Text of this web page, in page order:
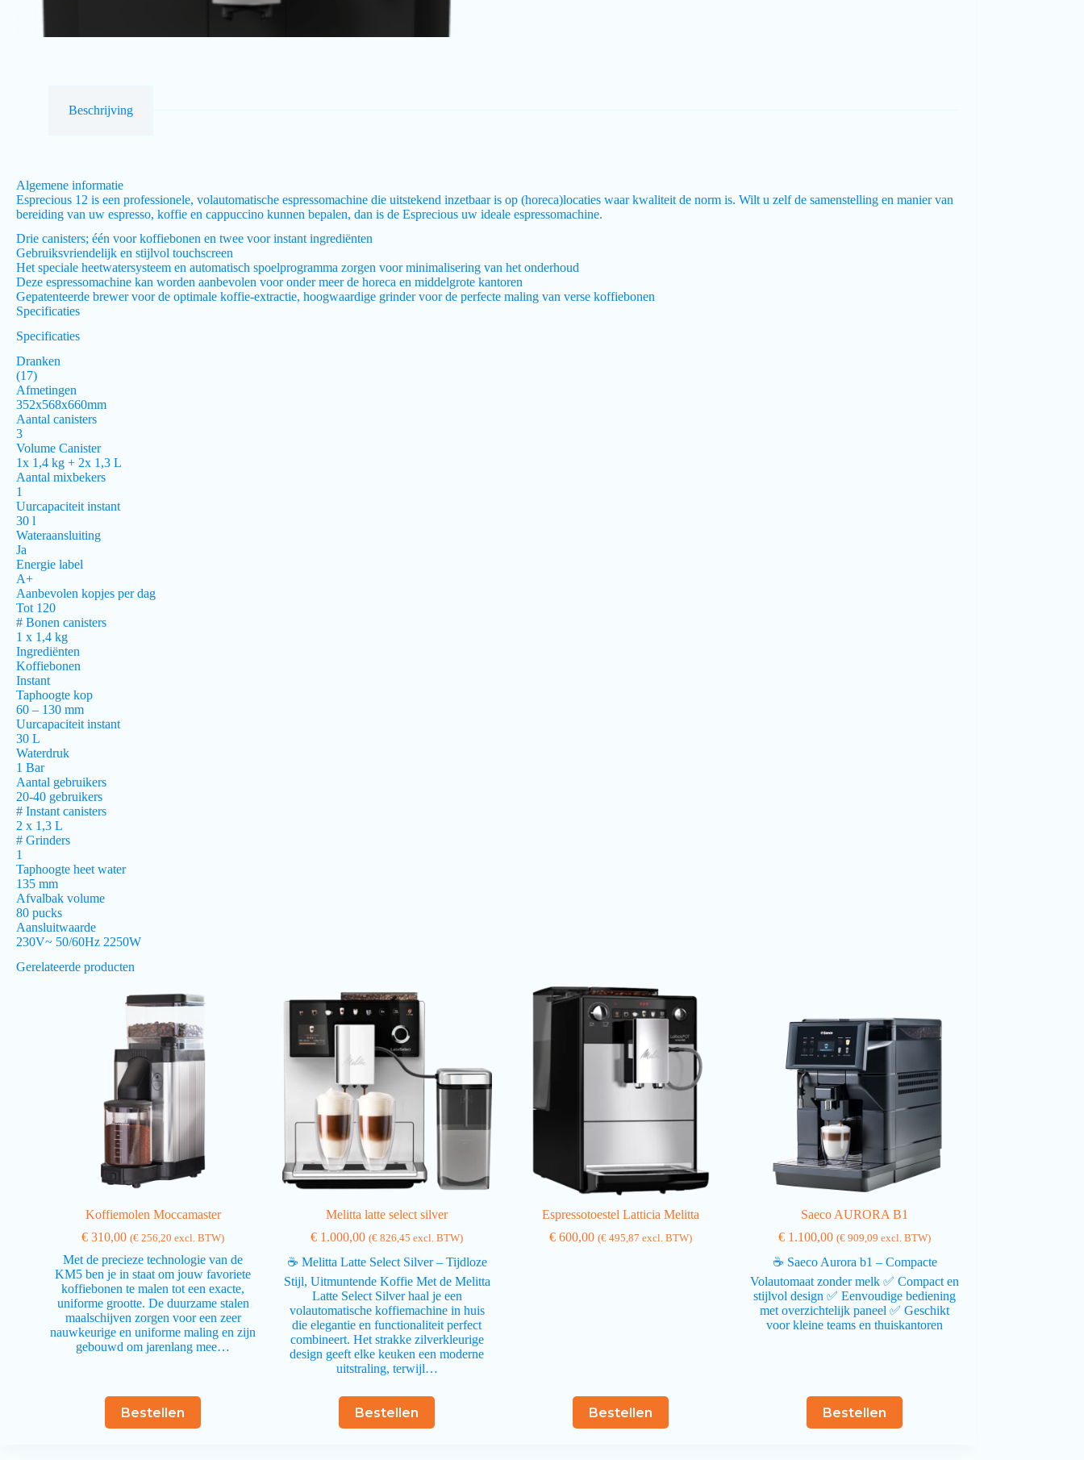
Beschrijving
Algemene informatie
Esprecious 12 is een professionele, volautomatische espressomachine die uitstekend inzetbaar is op (horeca)locaties waar kwaliteit de norm is. Wilt u zelf de samenstelling en manier van
bereiding van uw espresso, koffie en cappuccino kunnen bepalen, dan is de Esprecious uw ideale espressomachine.
Drie canisters; één voor koffiebonen en twee voor instant ingrediënten
Gebruiksvriendelijk en stijlvol touchscreen
Het speciale heetwatersysteem en automatisch spoelprogramma zorgen voor minimalisering van het onderhoud
Deze espressomachine kan worden aanbevolen voor onder meer de horeca en middelgrote kantoren
Gepatenteerde brewer voor de optimale koffie-extractie, hoogwaardige grinder voor de perfecte maling van verse koffiebonen
Specificaties
Specificaties
Dranken
(17)
Afmetingen
352x568x660mm
Aantal canisters
3
Volume Canister
1x 1,4 kg + 2x 1,3 L
Aantal mixbekers
1
Uurcapaciteit instant
30 l
Wateraansluiting
Ja
Energie label
A+
Aanbevolen kopjes per dag
Tot 120
# Bonen canisters
1 x 1,4 kg
Ingrediënten
Koffiebonen
Instant
Taphoogte kop
60 – 130 mm
Uurcapaciteit instant
30 L
Waterdruk
1 Bar
Aantal gebruikers
20-40 gebruikers
# Instant canisters
2 x 1,3 L
# Grinders
1
Taphoogte heet water
135 mm
Afvalbak volume
80 pucks
Aansluitwaarde
230V~ 50/60Hz 2250W
Gerelateerde producten
Koffiemolen Moccamaster
€ 310,00 (€ 256,20 excl. BTW)
Met de precieze technologie van de
KM5 ben je in staat om jouw favoriete
koffiebonen te malen tot een exacte,
uniforme grootte. De duurzame stalen
maalschijven zorgen voor een zeer
nauwkeurige en uniforme maling en zijn
gebouwd om jarenlang mee…
Bestellen
Melitta latte select silver
€ 1.000,00 (€ 826,45 excl. BTW)
☕ Melitta Latte Select Silver – Tijdloze
Stijl, Uitmuntende Koffie Met de Melitta
Latte Select Silver haal je een
volautomatische koffiemachine in huis
die elegantie en functionaliteit perfect
combineert. Het strakke zilverkleurige
design geeft elke keuken een moderne
uitstraling, terwijl…
Bestellen
Espressotoestel Latticia Melitta
€ 600,00 (€ 495,87 excl. BTW)
Bestellen
Saeco AURORA B1
€ 1.100,00 (€ 909,09 excl. BTW)
☕ Saeco Aurora b1 – Compacte
Volautomaat zonder melk ✅ Compact en
stijlvol design ✅ Eenvoudige bediening
met overzichtelijk paneel ✅ Geschikt
voor kleine teams en thuiskantoren
Bestellen